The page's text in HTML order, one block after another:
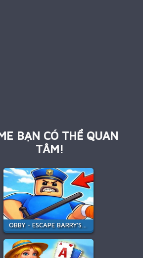
BẠN CÓ THỂ QUAN
TÂM!
OBBY - ESCAPE BARRY'S JAIL PARKOUR